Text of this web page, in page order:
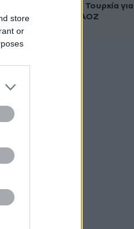
store
or
Αλβανία και Τουρκία για
τη χάραξη ΑΟΖ